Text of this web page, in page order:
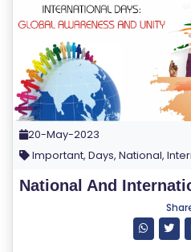
20-May-2023
Important, Days, National,
National And